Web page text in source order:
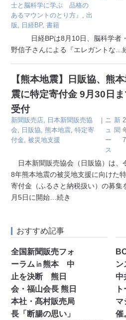
士と脳科学に学ぶ 品格の
あるマウントのとり方』 , 出
版, 日経BP,書籍
日経BPは8月10日、脳科学者
野信子さんによる『エレガントな …
【熊本地震】日販協、熊
震に特定寄付金 9月30日
受付
新聞販売店, 日本新聞販売協
会, 日販協, 熊本地震,特定寄
付金,被災地支援
｜ ニ
ュ
ー
ス
新
聞
日本新聞販売協会（日販協）は、
8年熊本地震の被災地支援に向けた
寄付金（ふるさと納税扱い）の募集
月5日に開始 …続き
おすすめ記事
全国新聞販売フォ
ーラム㏌熊本 中
止を決断 熊日
会・福山会長 熊日
本社・髙村販売局
長「断腸の思い」
ン
マ
催